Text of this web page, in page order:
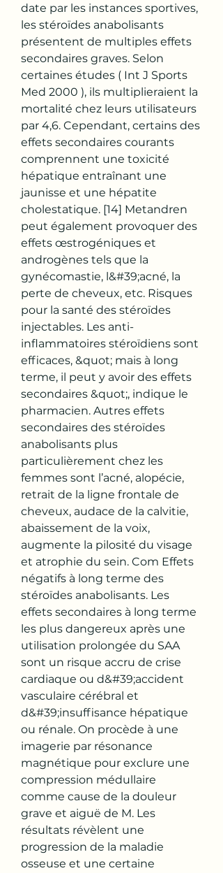
date par les instances sportives,
les stéroïdes anabolisants
présentent de multiples effets
secondaires graves. Selon
certaines études ( Int J Sports
Med 2000 ), ils multiplieraient la
mortalité chez leurs utilisateurs
par 4,6. Cependant, certains des
effets secondaires courants
comprennent une toxicité
hépatique entraînant une
jaunisse et une hépatite
cholestatique. [14] Metandren
peut également provoquer des
effets œstrogéniques et
androgènes tels que la
gynécomastie, l&#39;acné, la
perte de cheveux, etc. Risques
pour la santé des stéroïdes
injectables. Les anti-
inflammatoires stéroïdiens sont
efficaces, &quot; mais à long
terme, il peut y avoir des effets
secondaires &quot;, indique le
pharmacien. Autres effets
secondaires des stéroïdes
anabolisants plus
particulièrement chez les
femmes sont l’acné, alopécie,
retrait de la ligne frontale de
cheveux, audace de la calvitie,
abaissement de la voix,
augmente la pilosité du visage
et atrophie du sein. Com Effets
négatifs à long terme des
stéroïdes anabolisants. Les
effets secondaires à long terme
les plus dangereux après une
utilisation prolongée du SAA
sont un risque accru de crise
cardiaque ou d&#39;accident
vasculaire cérébral et
d&#39;insuffisance hépatique
ou rénale. On procède à une
imagerie par résonance
magnétique pour exclure une
compression médullaire
comme cause de la douleur
grave et aiguë de M. Les
résultats révèlent une
progression de la maladie
osseuse et une certaine